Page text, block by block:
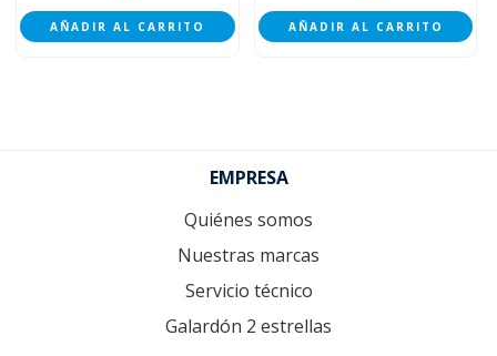
AÑADIR AL CARRITO AÑADIR AL CARRITO
EMPRESA
Quiénes somos
Nuestras marcas
Servicio técnico
Galardón 2 estrellas